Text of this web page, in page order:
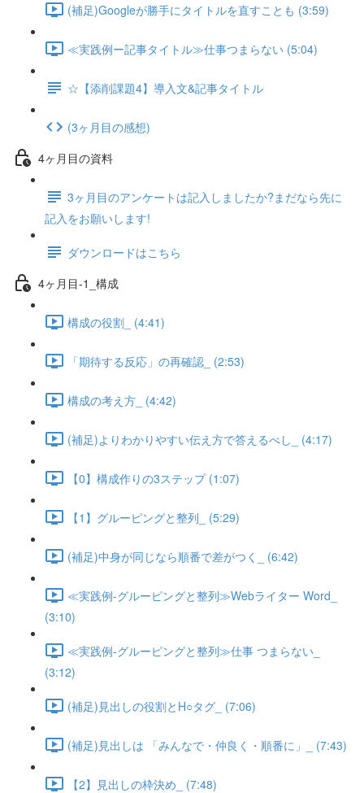
(補足)Googleが勝手にタイトルを直すことも (3:59)
≪実践例ー記事タイトル≫仕事つまらない (5:04)
☆【添削課題4】導入文&記事タイトル
(3ヶ月目の感想)
4ヶ月目の資料
3ヶ月目のアンケートは記入しましたか?まだなら先に
記入をお願いします!
ダウンロードはこちら
4ヶ月目-1_構成
構成の役割_ (4:41)
「期待する反応」の再確認_ (2:53)
構成の考え方_ (4:42)
(補足)よりわかりやすい伝え方で答えるべし_ (4:17)
【0】構成作りの3ステップ (1:07)
【1】グルーピングと整列_ (5:29)
(補足)中身が同じなら順番で差がつく_ (6:42)
≪実践例-グルーピングと整列≫Webライター Word_
(3:10)
≪実践例-グルーピングと整列≫仕事 つまらない_
(3:12)
(補足)見出しの役割とH○タグ_ (7:06)
(補足)見出しは 「みんなで・仲良く・順番に」_ (7:43)
【2】見出しの枠決め_ (7:48)